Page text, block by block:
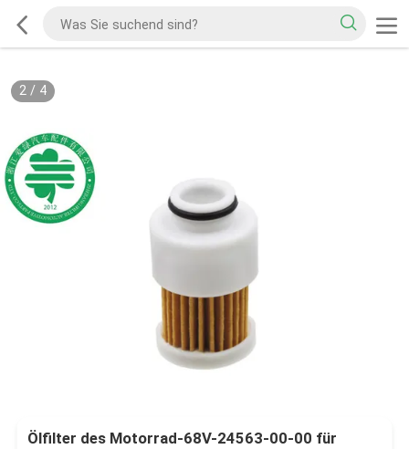
2/ 4
Ölfilter des Motorrad-68V-24563-00-00 für